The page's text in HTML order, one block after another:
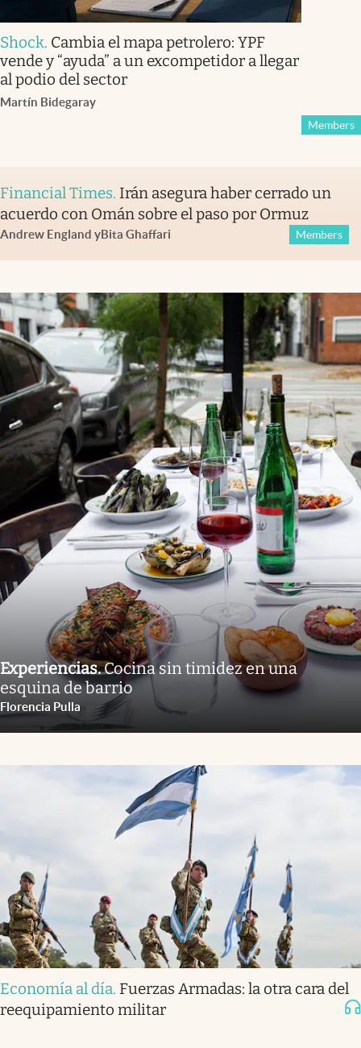
Shock. Cambia el mapa petrolero: YPF
vende y “ayuda” a un excompetidor a llegar
al podio del sector
Martín Bidegaray
Members
Financial Times. Irán asegura haber cerrado un
acuerdo con Omán sobre el paso por Ormuz
Andrew England yBita Ghaffari Members
Experiencias.Cocina sin timidez en una
esquina de barrio
Florencia Pulla
Economía al día. Fuerzas Armadas: la otra cara del
reequipamiento militar